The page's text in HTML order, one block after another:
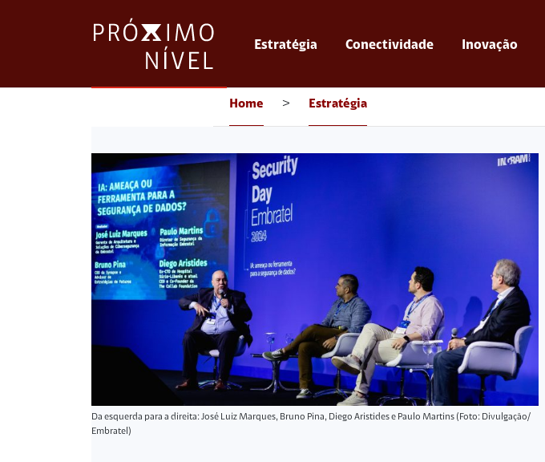
Estratégia Conectividade Inovação
Home > Estratégia
Da esquerda para a direita: José Luiz Marques, Bruno Pina, Diego Aristides e Paulo Martins (Foto: Divulgação/
Embratel)